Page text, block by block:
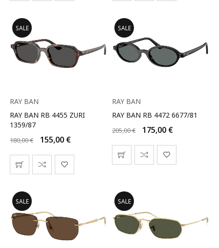
SALE
RAY BAN
RAY BAN RB 4455 ZURI
1359/87
180,00€ 155,00 €
SALE
RAY BAN
RAY BAN RB 4472 6677/81
205,00€ 175,00 €
SALE SALE